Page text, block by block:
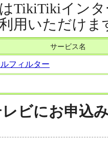
TikiTikiイン
用いただけま
サービス名
フィルター
ビにお申込